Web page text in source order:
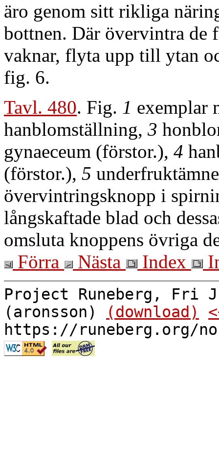
äro genom sitt rikliga
bottnen. Där övervintra de
vaknar, flyta upp till ytan
fig. 6.
Tavl. 480. Fig. 1 exemplar
hanblomställning, 3
gynaeceum (förstor.), 4
(förstor.), 5
övervintringsknopp i
långskaftade blad och
omsluta knoppens övriga
Förra
Nästa Index
Project Runeberg, Fri
(aronsson)
(download)
https://runeberg.org/